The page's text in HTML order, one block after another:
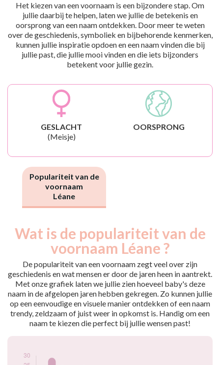
Het kiezen van een voornaam is een bijzondere stap. Om
jullie daarbij te helpen, laten we jullie de betekenis en
oorsprong van een naam ontdekken. Door meer te weten
over de geschiedenis, symboliek en bijbehorende kenmerken,
kunnen jullie inspiratie opdoen en een naam vinden die bij
jullie past, die jullie mooi vinden en die iets bijzonders
betekent voor jullie gezin.
GESLACHT
(Meisje)
OORSPRONG
Populariteit van de
voornaam
Léane
Wat is de populariteit van de
voornaam Léane ?
De populariteit van een voornaam zegt veel over zijn
geschiedenis en wat mensen er door de jaren heen in aantrekt.
Met onze grafiek laten we jullie zien hoeveel baby's deze
naam in de afgelopen jaren hebben gekregen. Zo kunnen jullie
op een eenvoudige en visuele manier ontdekken of een naam
trendy, zeldzaam of juist weer in opkomst is. Handig om een
naam te kiezen die perfect bij jullie wensen past!
Année
Nouveaux-
nés
2010
22
2011
29
2012
25
2013
10
2014
25
2015
12
23
2019